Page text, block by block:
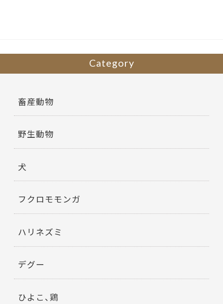
Category
畜産動物
野生動物
犬
フクロモモンガ
ハリネズミ
デグー
ひよこ、鶏